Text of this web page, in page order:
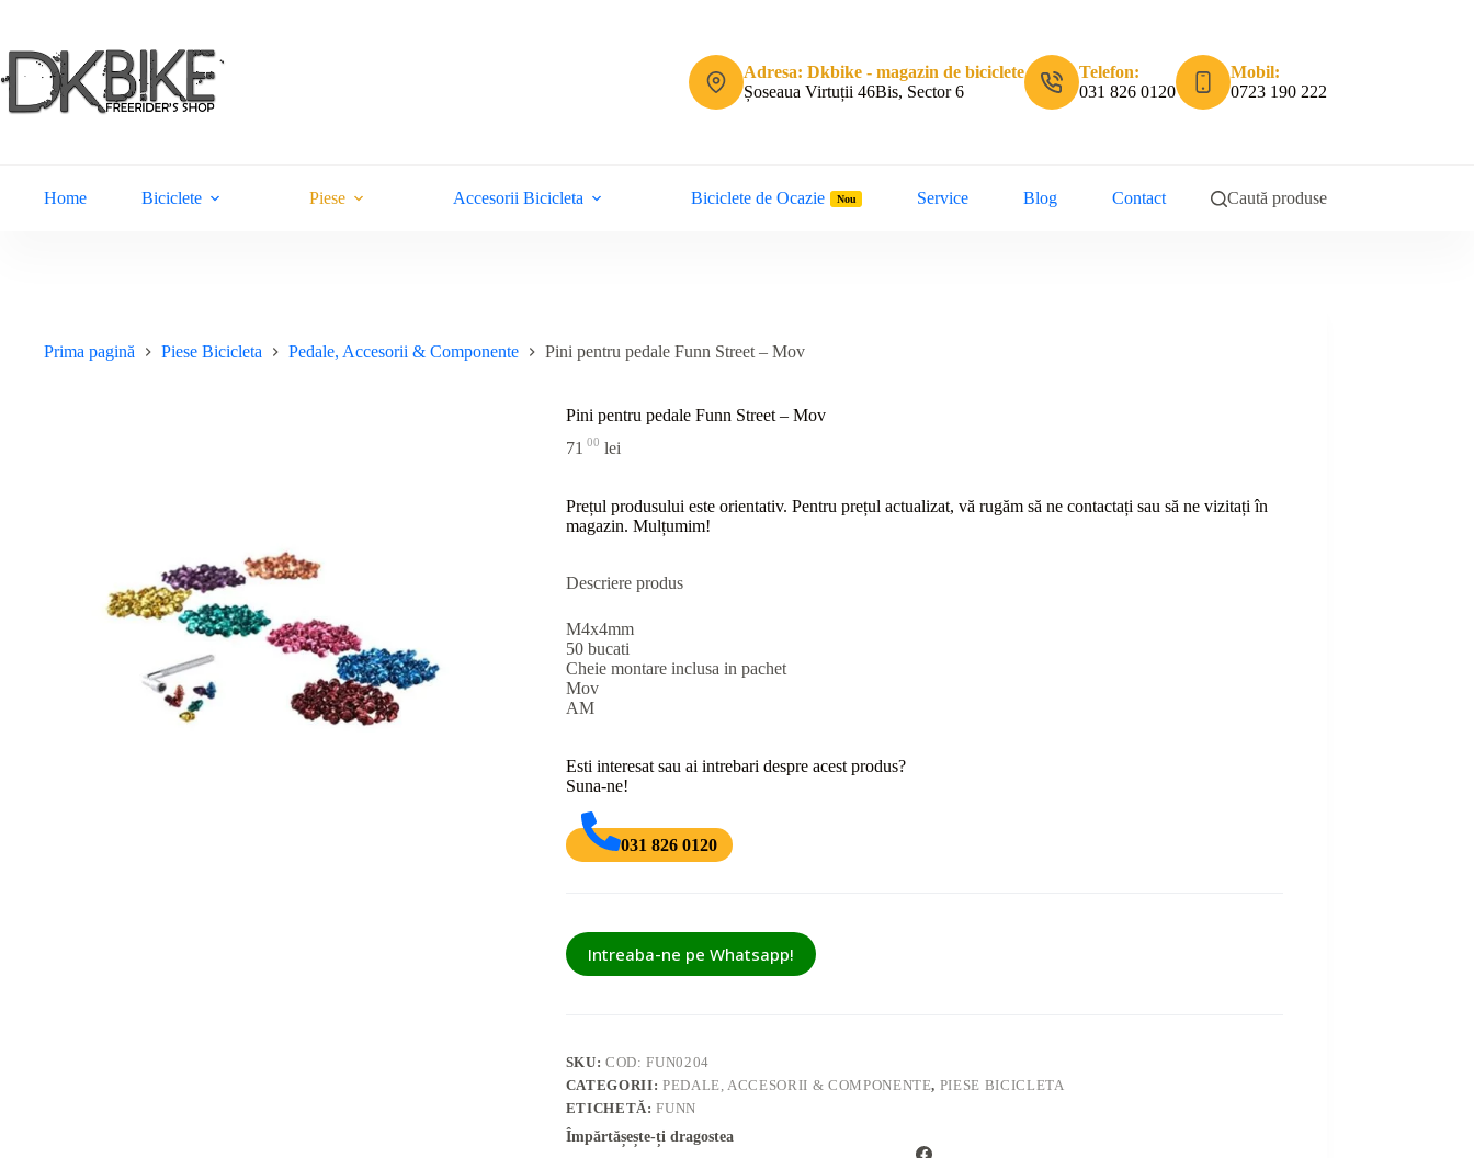
conținut
Adresa: Dkbike - magazin de biciclete
Șoseaua Virtuții 46Bis, Sector 6
Telefon:
031 826 0120
Mobil:
0723 190 222
Home Biciclete Piese Accesorii Bicicleta Biciclete de Ocazie Nou Service Blog Contact Caută produse
Prima pagină Piese Bicicleta Pedale, Accesorii & Componente Pini pentru pedale Funn Street – Mov
Pini pentru pedale Funn Street – Mov
71 00 lei
Prețul produsului este orientativ. Pentru prețul actualizat, vă rugăm să ne contactați sau să ne vizitați în
magazin. Mulțumim!
Descriere produs
M4x4mm
50 bucati
Cheie montare inclusa in pachet
Mov
AM
Esti interesat sau ai intrebari despre acest produs?
Suna-ne!
031 826 0120
Intreaba-ne pe Whatsapp!
SKU:COD: FUN0204
CATEGORII: PEDALE, ACCESORII & COMPONENTE, PIESE BICICLETA
ETICHETĂ:FUNN
Împărtășește-ți dragostea